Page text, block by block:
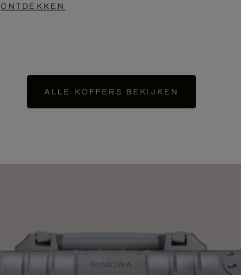
ONTDEKKEN
ALLE KOFFERS BEKIJKEN